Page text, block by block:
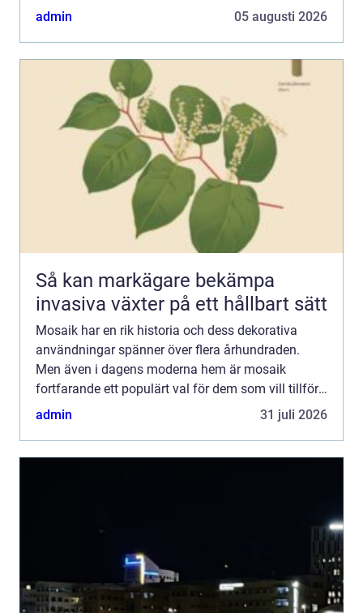
något unikt...
admin 05 augusti 2026
Så kan markägare bekämpa
invasiva växter på ett hållbart sätt
Mosaik har en rik historia och dess dekorativa
användningar spänner över flera århundraden.
Men även i dagens moderna hem är mosaik
fortfarande ett populärt val för dem som vill tillföra
något unikt...
admin 31 juli 2026